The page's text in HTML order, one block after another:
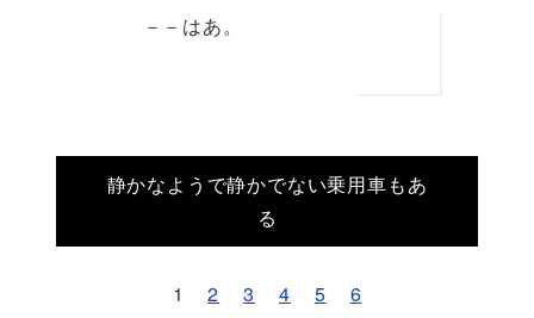
－－はあ。
静かなようで静かでない乗用車もあ
る
1 2 3 4 5 6